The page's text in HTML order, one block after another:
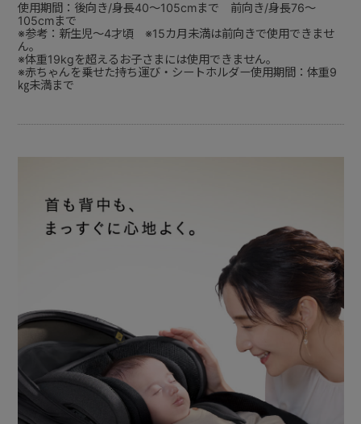
使用期間：後向き/身長40～105cmまで 前向き/身長76～
105cmまで
※参考：新生児～4才頃 ※15カ月未満は前向きで使用できませ
ん。
※体重19kgを超えるお子さまには使用できません。
※赤ちゃんを乗せた持ち運び・シートホルダー使用期間：体重9
㎏未満まで